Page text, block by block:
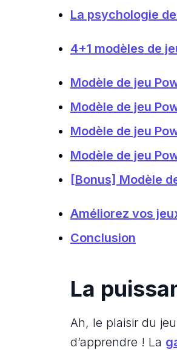
La psychologie
4+1 modèles de
Modèle de jeu
Modèle de jeu
Modèle de jeu
Modèle de jeu
[Bonus] Modèle
Améliorez vos
Conclusion
La
Ah, le plaisir du
d’apprendre ! La